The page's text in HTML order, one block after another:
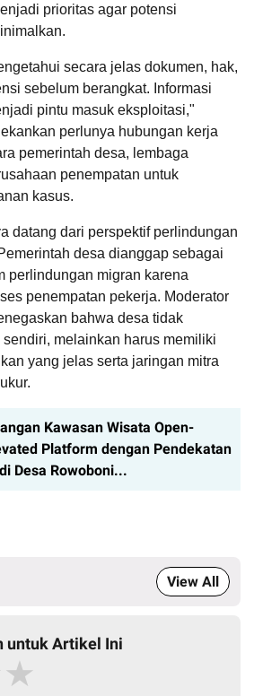
prioritas agar potensi
secara jelas dokumen, hak,
sebelum berangkat. Informasi
pintu masuk eksploitasi,"
perlunya hubungan kerja
pemerintah desa, lembaga
penempatan untuk
kasus.
datang dari perspektif perlindungan
desa dianggap sebagai
perlindungan migran karena
penempatan pekerja. Moderator
bahwa desa tidak
melainkan harus memiliki
yang jelas serta jaringan mitra
Kawasan Wisata Open-
Platform dengan Pendekatan
Desa Rowoboni...
View All
untuk Artikel Ini
★